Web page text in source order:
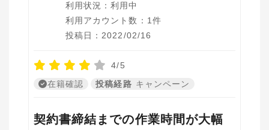
利用状況：利用中
利用アカウント数：1件
投稿日：2022/02/16
4/5
在籍確認
投稿経路 キャンペーン
契約書締結までの作業時間が大幅